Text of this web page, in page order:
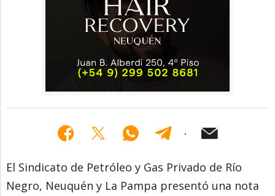
El Sindicato de Petróleo y Gas Privado de Río
Negro, Neuquén y La Pampa presentó una nota